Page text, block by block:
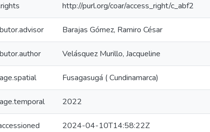
http://purl.org/coar/access_right/c_abf2
Barajas Gómez, Ramiro César
Velásquez Murillo, Jacqueline
Fusagasugá ( Cundinamarca)
2022
2024-04-10T14:58:22Z